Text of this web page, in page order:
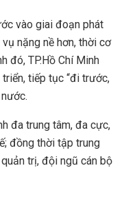
vào giai đoạn phát
nặng nề hơn, thời cơ
đó, TP.Hồ Chí Minh
tiếp tục “đi trước,
đa trung tâm, đa cực,
đồng thời tập trung
trị, đội ngũ cán bộ